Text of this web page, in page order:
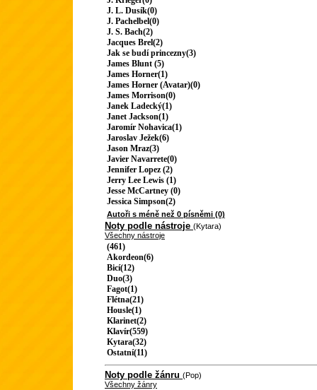
J. L. Dusík(0)
J. Pachelbel(0)
J. S. Bach(2)
Jacques Brel(2)
Jak se budí princezny(3)
James Blunt (5)
James Horner(1)
James Horner (Avatar)(0)
James Morrison(0)
Janek Ladecký(1)
Janet Jackson(1)
Jaromír Nohavica(1)
Jaroslav Ježek(6)
Jason Mraz(3)
Javier Navarrete(0)
Jennifer Lopez (2)
Jerry Lee Lewis (1)
Jesse McCartney (0)
Jessica Simpson(2)
Autoři s méně než 0 písněmi (0)
Noty podle nástroje (Kytara)
Všechny nástroje
(461)
Akordeon(6)
Bicí(12)
Duo(3)
Fagot(1)
Flétna(21)
Housle(1)
Klarinet(2)
Klavír(559)
Kytara(32)
Ostatní(11)
Noty podle žánru (Pop)
Všechny žánry